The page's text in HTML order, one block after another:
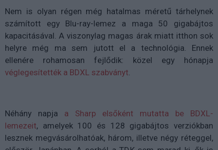
Nem is olyan régen még hatalmas méretű tárhelynek
számított egy Blu-ray-lemez a maga 50 gigabájtos
kapacitásával. A viszonylag magas árak miatt itthon sok
helyre még ma sem jutott el a technológia. Ennek
ellenére rohamosan fejlődik: közel egy hónapja
véglegesítették a BDXL szabványt
Néhány napja a Sharp elsőként mutatta be BDXL-
lemezeit, amelyek 100 és 128 gigabájtos verziókban
lesznek megvásárolhatóak, három, illetve négy réteggel,